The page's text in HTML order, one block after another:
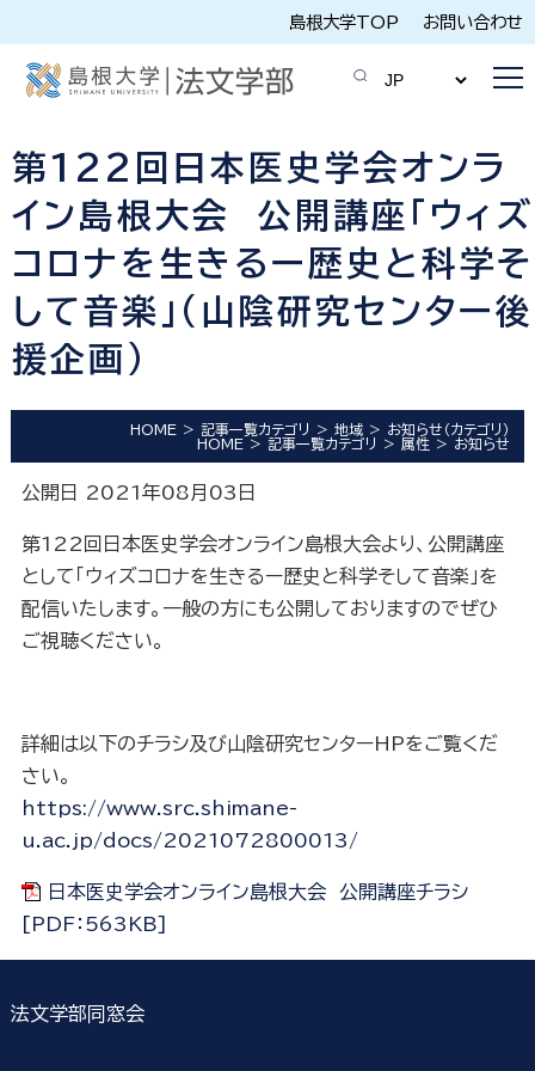
島根大学TOP お問い合わせ
第122回日本医史学会オンラ
イン島根大会 公開講座「ウィズ
コロナを生きるー歴史と科学そ
して音楽」(山陰研究センター後
援企画)
HOME 記事一覧カテゴリ 地域
お知らせ（カテゴリ）
HOME
記事一覧カテゴリ 属性 お知らせ
公開日 2021年08月03日
第122回日本医史学会オンライン島根大会より、公開講座
として「ウィズコロナを生きるー歴史と科学そして音楽」を
配信いたします。一般の方にも公開しておりますのでぜひ
ご視聴ください。
詳細は以下のチラシ及び山陰研究センターHPをご覧くだ
さい。
https://www.src.shimane-
u.ac.jp/docs/2021072800013/
日本医史学会オンライン島根大会 公開講座チラシ
[PDF：563KB]
法文学部同窓会